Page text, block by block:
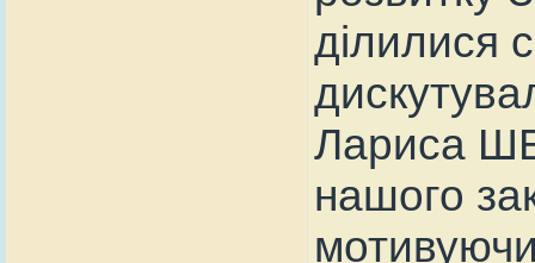
ділилися
Лариса
нашого